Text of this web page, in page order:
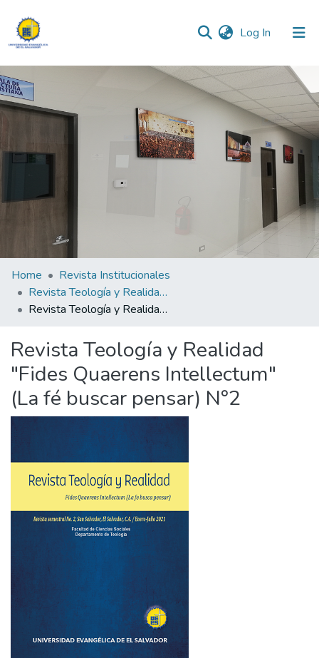
Log In (current)
Communities & Collections
All of DSpace
Home
Revista Institucionales
Revista Teología y Realidad "Fides Quaerens Intellectum" (La fe busca pensar)
Revista Teología y Realidad "Fides Quaerens Intellectum"(La fé buscar pensar) N°2
Revista Teología y Realidad
"Fides Quaerens Intellectum"
(La fé buscar pensar) N°2